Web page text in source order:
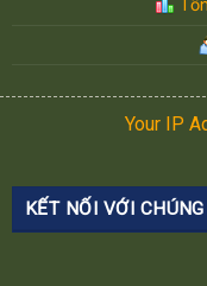
Your IP
KẾT NỐI VỚI